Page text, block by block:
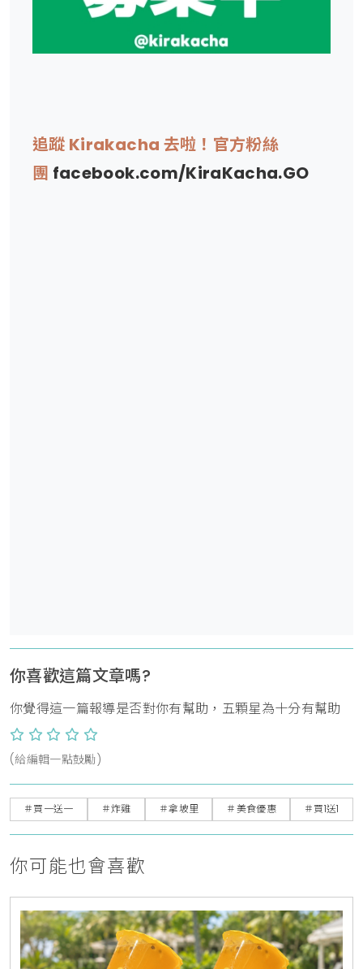
追蹤 Kirakacha 去啦！官方粉絲
團 facebook.com/KiraKacha.GO
你喜歡這篇文章嗎?
你覺得這一篇報導是否對你有幫助，五顆星為十分有幫助
(給編輯一點鼓勵)
＃買一送一 ＃炸雞 ＃拿坡里 ＃美食優惠 ＃買1送1
你可能也會喜歡